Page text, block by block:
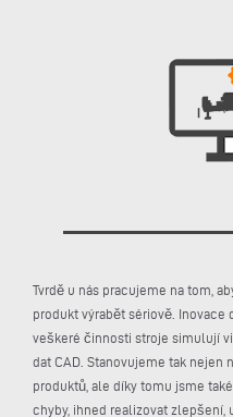
Tvrdě u nás pracujeme na tom,
produkt výrabět sériově.
veškeré činnosti stroje simulují
dat CAD. Stanovujeme tak nejen
produktů, ale díky tomu jsme
chyby, ihned realizovat